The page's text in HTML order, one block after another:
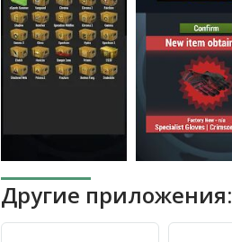
Другие приложения: